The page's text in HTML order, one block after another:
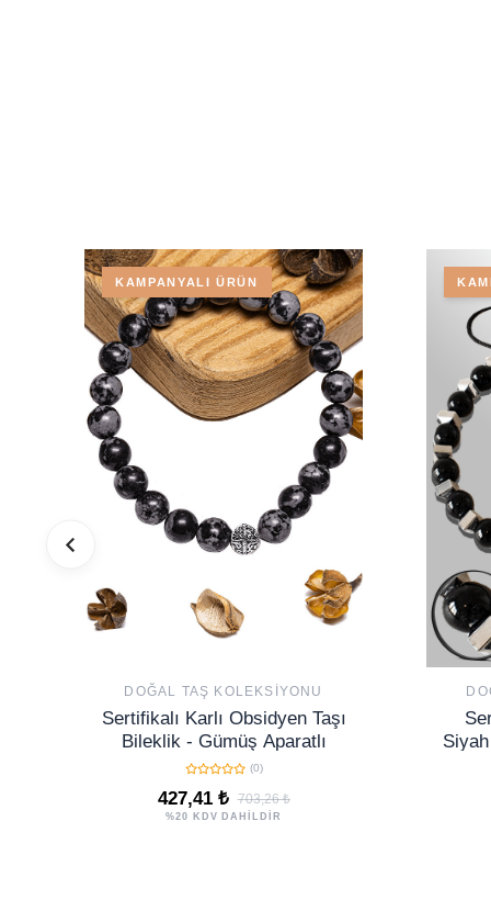
KAMPANYALI ÜRÜN
DOĞAL TAŞ KOLEKSIYONU
Sertifikalı Karlı Obsidyen Taşı
Bileklik - Gümüş Aparatlı
(0)
427,41 ₺ 703,26 ₺
%20 KDV DAHİLDİR